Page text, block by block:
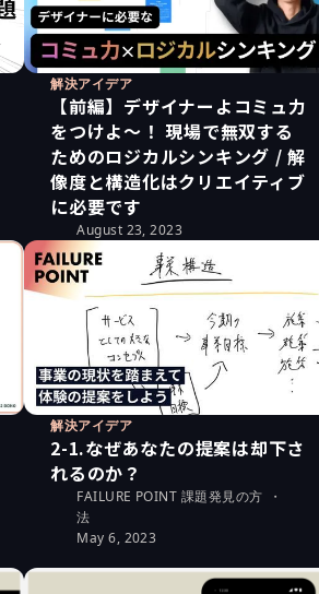
解決アイデア
【前編】デザイナーよコミュ力
をつけよ〜！ 現場で無双する
ためのロジカルシンキング / 解
像度と構造化はクリエイティブ
に必要です
August 23, 2023
解決アイデア
2-1.なぜあなたの提案は却下さ
れるのか？
FAILURE POINT 課題発見の方
法
・
May 6, 2023